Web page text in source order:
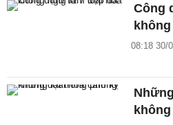
Công
08:18 30/